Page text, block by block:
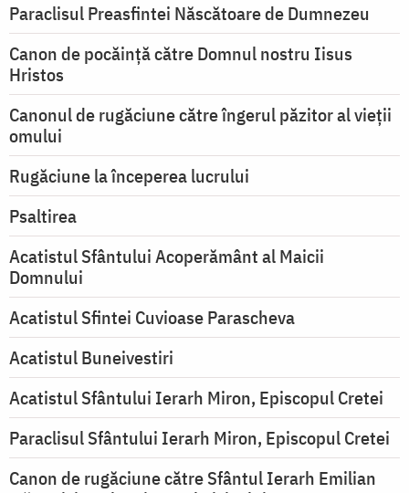
Paraclisul Preasfintei Născătoare de Dumnezeu
Canon de pocăință către Domnul nostru Iisus
Hristos
Canonul de rugăciune către îngerul păzitor al vieții
omului
Rugăciune la începerea lucrului
Psaltirea
Acatistul Sfântului Acoperământ al Maicii
Domnului
Acatistul Sfintei Cuvioase Parascheva
Acatistul Buneivestiri
Acatistul Sfântului Ierarh Miron, Episcopul Cretei
Paraclisul Sfântului Ierarh Miron, Episcopul Cretei
Canon de rugăciune către Sfântul Ierarh Emilian